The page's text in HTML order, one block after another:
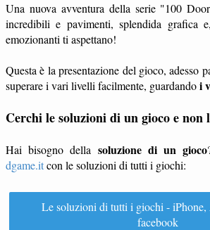
Una nuova avventura della serie "100
incredibili e pavimenti, splendida grafica
emozionanti ti aspettano!
Questa è la presentazione del gioco, adesso
superare i vari livelli facilmente, guardandoi
Cerchi le soluzioni di un gioco e non
Hai bisogno della soluzione di un gioco
dgame.itcon le soluzioni di tutti i giochi:
Le soluzioni di tutti i giochi -
facebook